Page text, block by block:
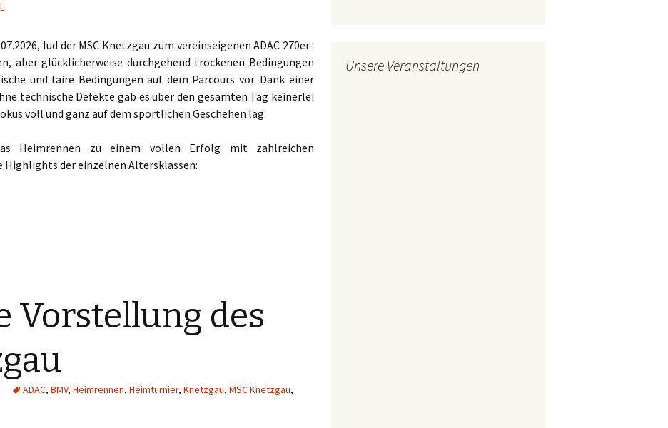
lud der MSC Knetzgau zum vereinseigenen ADAC 270er-
aber glücklicherweise durchgehend trockenen Bedingungen
und faire Bedingungen auf dem Parcours vor. Dank einer
technische Defekte gab es über den gesamten Tag keinerlei
voll und ganz auf dem sportlichen Geschehen lag.
Heimrennen zu einem vollen Erfolg mit zahlreichen
der einzelnen Altersklassen:
Vorstellung des
ADAC, BMV, Heimrennen, Heimturnier, Knetzgau, MSC Knetzgau,
Unsere Veranstaltungen